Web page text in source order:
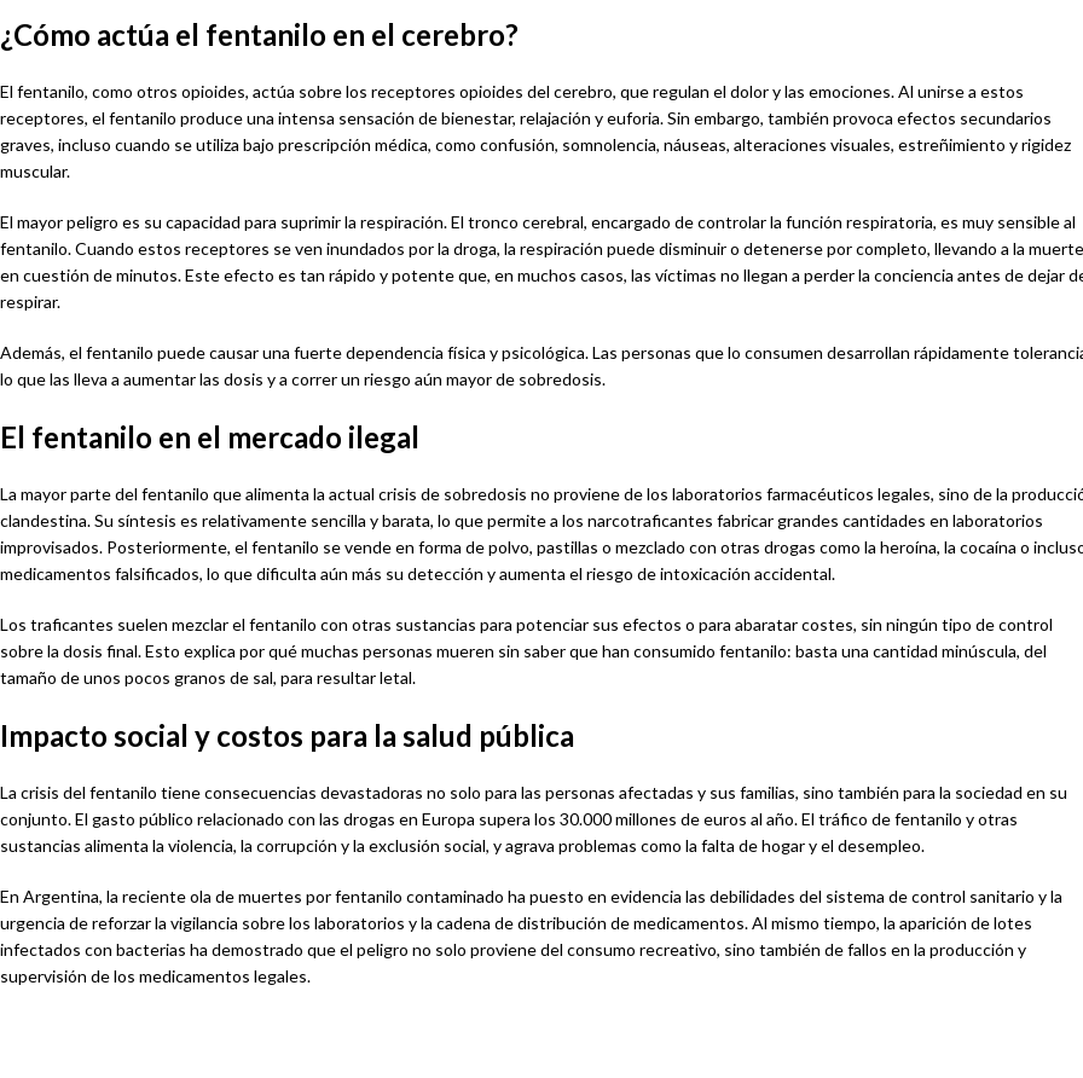
¿Cómo actúa el fentanilo en el cerebro?
El fentanilo, como otros opioides, actúa sobre los receptores opioides del cerebro, que regulan el dolor y las emociones. Al unirse a estos
receptores, el fentanilo produce una intensa sensación de bienestar, relajación y euforia. Sin embargo, también provoca efectos secundarios
graves, incluso cuando se utiliza bajo prescripción médica, como confusión, somnolencia, náuseas, alteraciones visuales, estreñimiento y rigidez
muscular.
El mayor peligro es su capacidad para suprimir la respiración. El tronco cerebral, encargado de controlar la función respiratoria, es muy sensible al
fentanilo. Cuando estos receptores se ven inundados por la droga, la respiración puede disminuir o detenerse por completo, llevando a la muerte
en cuestión de minutos. Este efecto es tan rápido y potente que, en muchos casos, las víctimas no llegan a perder la conciencia antes de dejar
respirar.
Además, el fentanilo puede causar una fuerte dependencia física y psicológica. Las personas que lo consumen desarrollan rápidamente
lo que las lleva a aumentar las dosis y a correr un riesgo aún mayor de sobredosis.
El fentanilo en el mercado ilegal
La mayor parte del fentanilo que alimenta la actual crisis de sobredosis no proviene de los laboratorios farmacéuticos legales, sino de la
clandestina. Su síntesis es relativamente sencilla y barata, lo que permite a los narcotraficantes fabricar grandes cantidades en laboratorios
improvisados. Posteriormente, el fentanilo se vende en forma de polvo, pastillas o mezclado con otras drogas como la heroína, la cocaína o
medicamentos falsificados, lo que dificulta aún más su detección y aumenta el riesgo de intoxicación accidental.
Los traficantes suelen mezclar el fentanilo con otras sustancias para potenciar sus efectos o para abaratar costes, sin ningún tipo de control
sobre la dosis final. Esto explica por qué muchas personas mueren sin saber que han consumido fentanilo: basta una cantidad minúscula, del
tamaño de unos pocos granos de sal, para resultar letal.
Impacto social y costos para la salud pública
La crisis del fentanilo tiene consecuencias devastadoras no solo para las personas afectadas y sus familias, sino también para la sociedad en su
conjunto. El gasto público relacionado con las drogas en Europa supera los 30.000 millones de euros al año. El tráfico de fentanilo y otras
sustancias alimenta la violencia, la corrupción y la exclusión social, y agrava problemas como la falta de hogar y el desempleo.
En Argentina, la reciente ola de muertes por fentanilo contaminado ha puesto en evidencia las debilidades del sistema de control sanitario y la
urgencia de reforzar la vigilancia sobre los laboratorios y la cadena de distribución de medicamentos. Al mismo tiempo, la aparición de lotes
infectados con bacterias ha demostrado que el peligro no solo proviene del consumo recreativo, sino también de fallos en la producción y
supervisión de los medicamentos legales.